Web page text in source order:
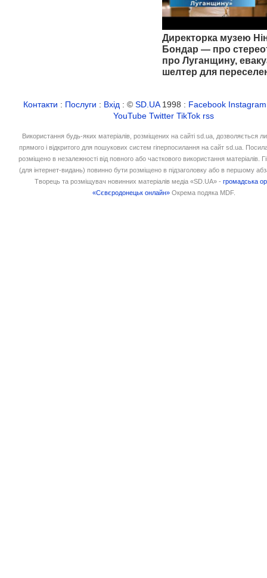
Директорка музею
Бондар — про
про Луганщину,
шелтер для
Контакти : Послуги : Вхід : ©SD.UA1998 : Facebook Instagram
YouTube Twitter TikTok rss
Використання будь-яких матеріалів, розміщених на сайті sd.ua, дозволяється
прямого і відкритого для пошукових систем гіперпосилання на сайт sd.ua.
розміщено в незалежності від повного або часткового використання матеріалів.
(для інтернет-видань) повинно бути розміщено в підзаголовку або в першому
Творець та розміщувач новинних матеріалів медіа «SD.UA» -громадська
«Сєвєродонецьк онлайн» Окрема подяка MDF.